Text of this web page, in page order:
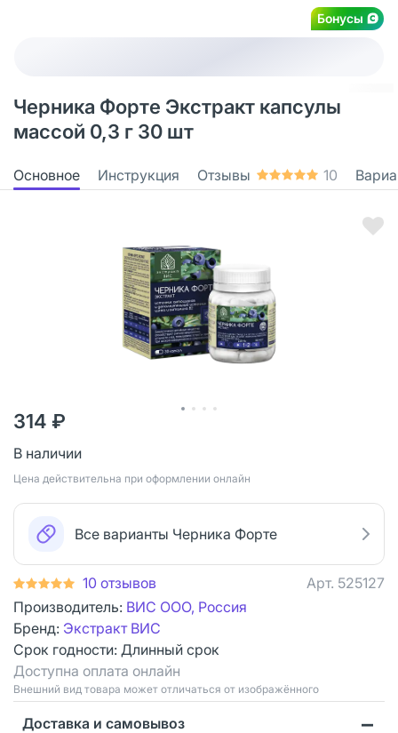
Бонусы
Черника Форте Экстракт капсулы
массой 0,3 г 30 шт
Основное Инструкция Отзывы 10
314 ₽
В наличии
Цена действительна при оформлении онлайн
Все варианты Черника Форте
10 отзывов Арт. 525127
Производитель: ВИС ООО, Россия
Бренд: Экстракт ВИС
Срок годности: Длинный срок
Доступна оплата онлайн
Bнешний вид товара может отличаться от изображённого
Доставка и самовывоз